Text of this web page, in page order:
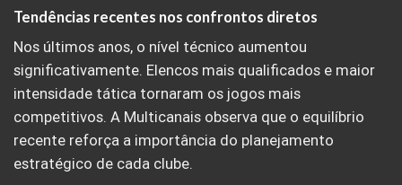
Tendências recentes nos confrontos diretos
Nos últimos anos, o nível técnico aumentou
significativamente. Elencos mais qualificados e maior
intensidade tática tornaram os jogos mais
competitivos. A Multicanais observa que o equilíbrio
recente reforça a importância do planejamento
estratégico de cada clube.